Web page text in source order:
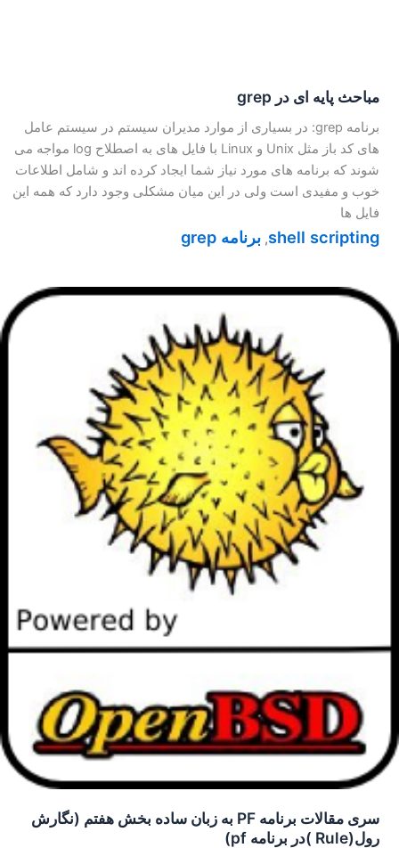
مباحث پایه ای در grep
برنامه grep: در بسیاری از موارد مدیران سیستم در سیستم عامل
های کد باز مثل Unix و Linux با فایل های به اصطلاح log مواجه می
شوند که برنامه های مورد نیاز شما ایجاد کرده اند و شامل اطلاعات
خوب و مفیدی است ولی در این میان مشکلی وجود دارد که همه این
فایل ها
shell scripting
, برنامه grep
سری مقالات برنامه PF به زبان ساده بخش هفتم (نگارش
رول(Rule )در برنامه pf)